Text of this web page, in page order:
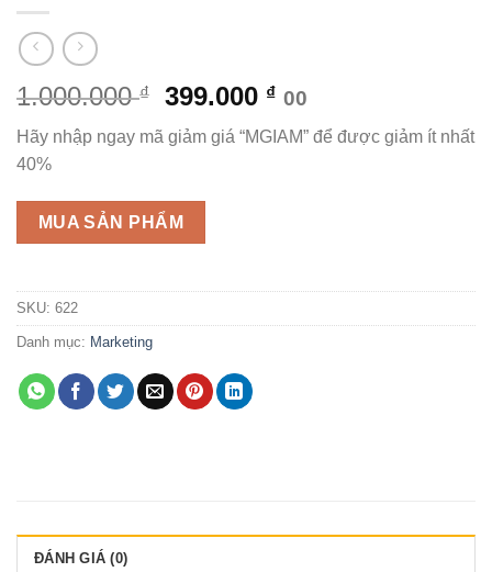
1.000.000₫
Giá
gốc
là:
399.000 ₫Giá
hiện
tại
00
Hãy nhập ngay mã giảm giá “MGIAM” để được giảm ít nhất
40%
MUA SẢN PHẨM
SKU: 622
Danh mục: Marketing
ĐÁNH GIÁ (0)